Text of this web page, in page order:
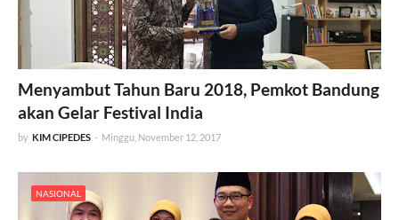
Menyambut Tahun Baru 2018, Pemkot Bandung
akan Gelar Festival India
by KIM CIPEDES - Minggu, November 12, 2017
NASIONAL